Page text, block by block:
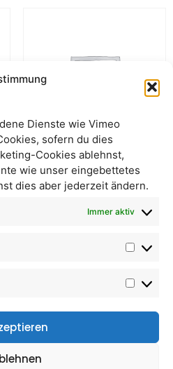
Dienste wie Vimeo
sofern du dies
Cookies ablehnst,
wie unser eingebettetes
dies aber jederzeit ändern.
Immer aktiv
Haferreis